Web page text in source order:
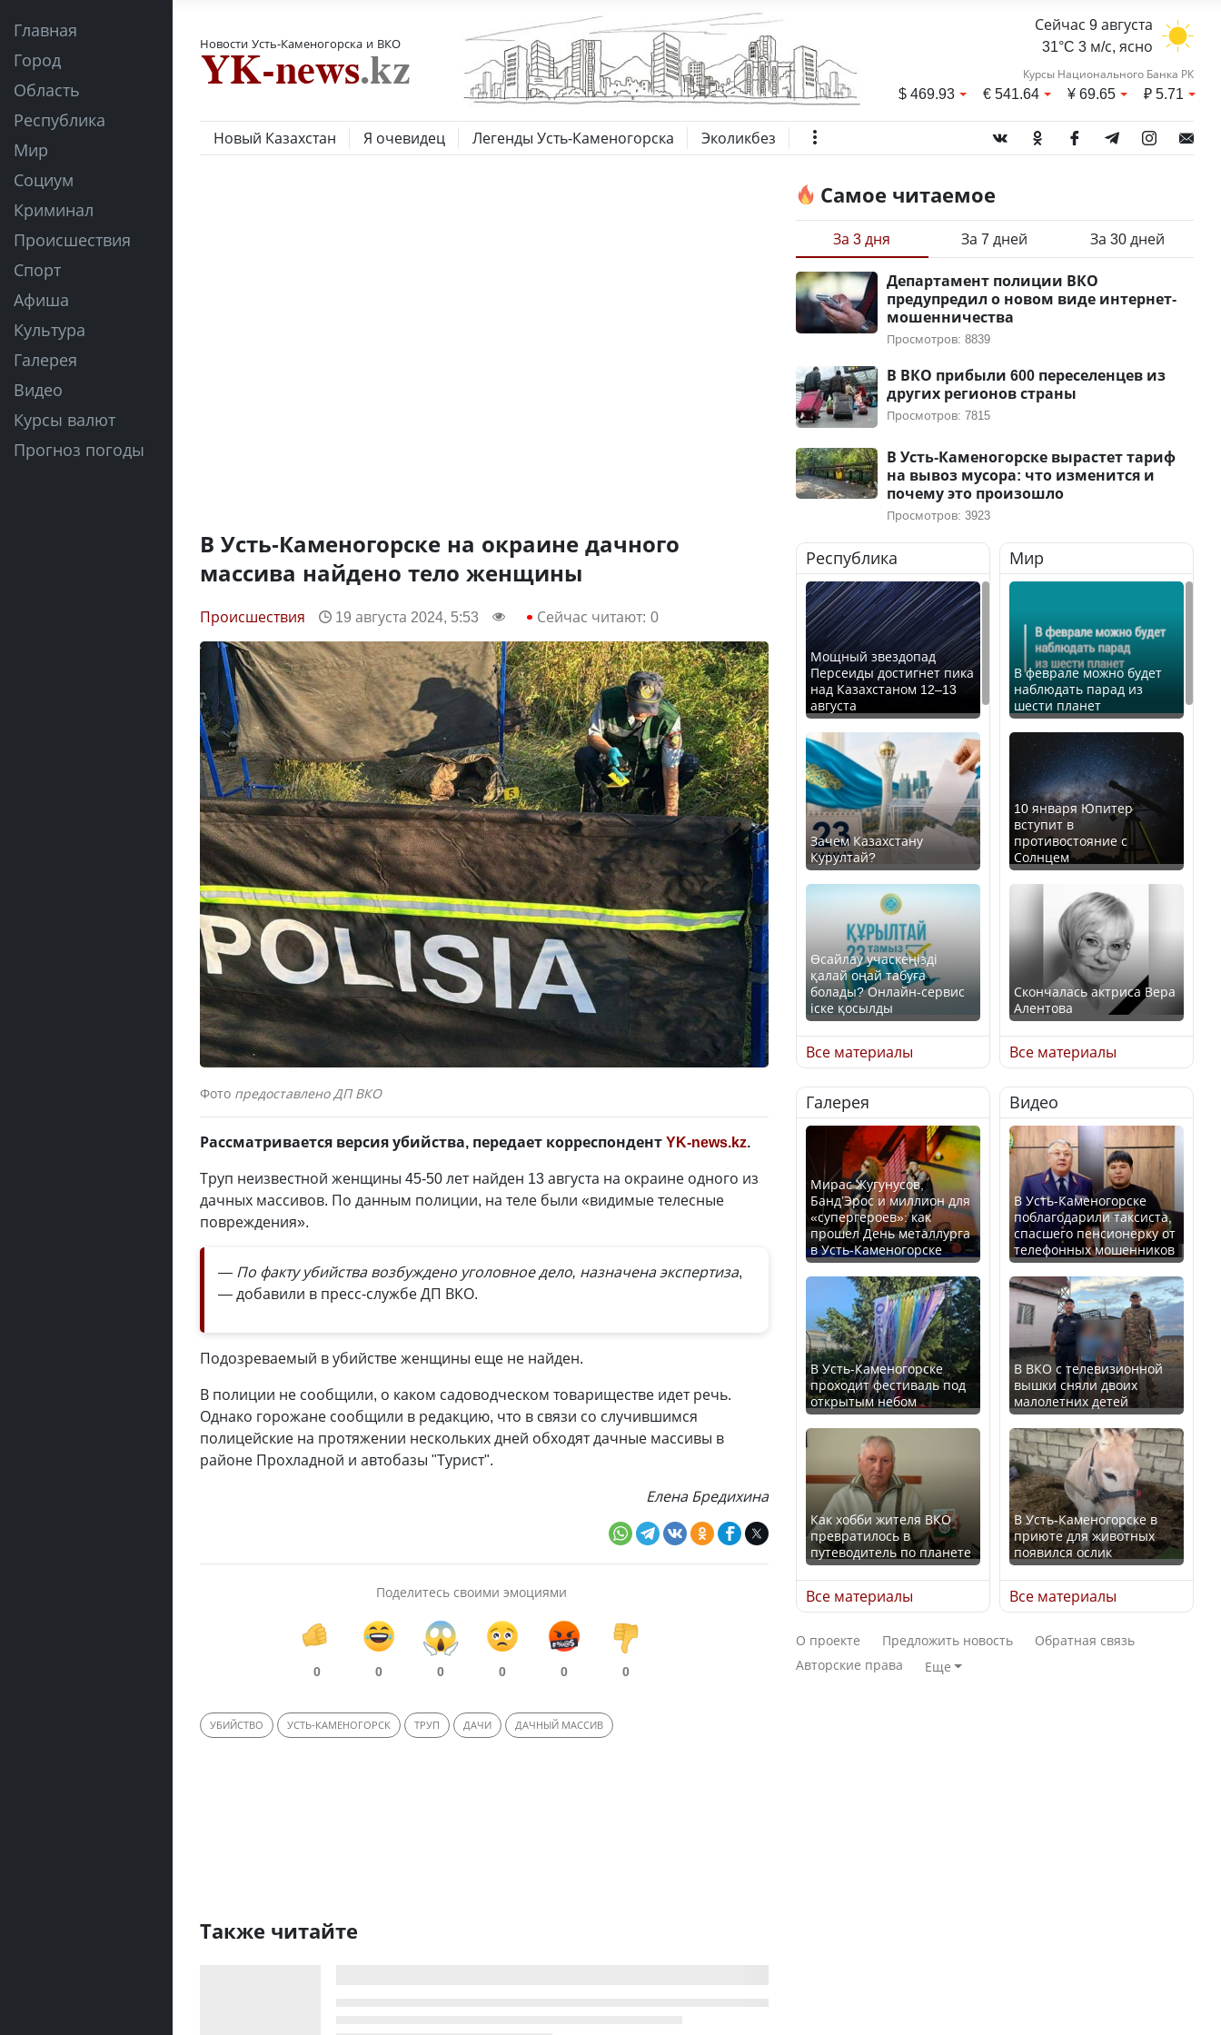
Главная
Город
Область
Республика
Мир
Социум
Криминал
Происшествия
Спорт
Афиша
Культура
Галерея
Видео
Курсы валют
Прогноз погоды
Новости Усть-Каменогорска и ВКО
Сейчас 9 августа
31°C 3 м/с, ясно
Курсы Национального Банка РК
$469.93 €541.64 ¥69.65 ₽5.71
Новый Казахстан Я очевидец Легенды Усть-Каменогорска Эколикбез
В Усть-Каменогорске на окраине дачного
массива найдено тело женщины
Происшествия 19 августа 2024, 5:53 Сейчас читают: 0
Фото предоставлено ДП ВКО
Рассматривается версия убийства, передает корреспондентYK-news.kz.
Труп неизвестной женщины 45-50 лет найден 13 августа на окраине одного из
дачных массивов. По данным полиции, на теле были «видимые телесные
повреждения».
— По факту убийства возбуждено уголовное дело, назначена экспертиза,
— добавили в пресс-службе ДП ВКО.
Подозреваемый в убийстве женщины еще не найден.
В полиции не сообщили, о каком садоводческом товариществе идет речь.
Однако горожане сообщили в редакцию, что в связи со случившимся
полицейские на протяжении нескольких дней обходят дачные массивы в
районе Прохладной и автобазы "Турист".
Елена Бредихина
Поделитесь своими эмоциями
0 0 0 0 0 0
УБИЙСТВО УСТЬ-КАМЕНОГОРСК ТРУП ДАЧИ ДАЧНЫЙ МАССИВ
Также читайте
Самое читаемое
За 3 дня За 7 дней За 30 дней
Департамент полиции ВКО
предупредил о новом виде интернет-
мошенничества
Просмотров: 8839
В ВКО прибыли 600 переселенцев из
других регионов страны
Просмотров: 7815
В Усть-Каменогорске вырастет тариф
на вывоз мусора: что изменится и
почему это произошло
Просмотров: 3923
Республика
Мощный звездопад
Персеиды достигнет пика
над Казахстаном 12–13
августа
Зачем Казахстану
Курултай?
Өсайлау учаскеңізді
қалай оңай табуға
болады? Онлайн-сервис
іске қосылды
Как легко найти свой
участок для голосования?
Минтруда назвало
отрасли с самыми
высокими зарплатными
предложениями
Искусственный интеллект
официально включили в
школьную программу
Казахстана
В Казахстане стало
проще получить
направления на
медицинские
обследования
Все материалы
Мир
В феврале можно будет
наблюдать парад из
шести планет
10 января Юпитер
вступит в
противостояние с
Солнцем
Скончалась актриса Вера
Алентова
В РФ вынесен заочный
приговор по уголовному
делу об убийстве Игоря
Талькова
В России введены
дополнительные
ограничения для
казахстанских прав
Трамп официально
вступил в должность
президента США
Луну признали объектом
культурного наследия,
находящегося под
угрозой исчезновения
Все материалы
Галерея
Мирас Жугунусов,
Банд’Эрос и миллион для
«супергероев»: как
прошел День металлурга
в Усть-Каменогорске
В Усть-Каменогорске
проходит фестиваль под
открытым небом
Как хобби жителя ВКО
превратилось в
путеводитель по планете
Все материалы
Видео
В Усть-Каменогорске
поблагодарили таксиста,
спасшего пенсионерку от
телефонных мошенников
В ВКО с телевизионной
вышки сняли двоих
малолетних детей
В Усть-Каменогорске в
приюте для животных
появился ослик
Все материалы
О проекте Предложить новость
Обратная связь
Авторские права
Еще